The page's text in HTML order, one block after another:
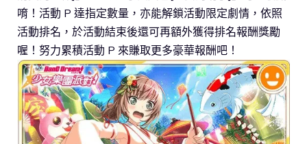
唷！活動 P 達指定數量，亦能解鎖活動限定劇情，依照
活動排名，於活動結束後還可再額外獲得排名報酬獎勵
喔！努力累積活動 P 來賺取更多豪華報酬吧！